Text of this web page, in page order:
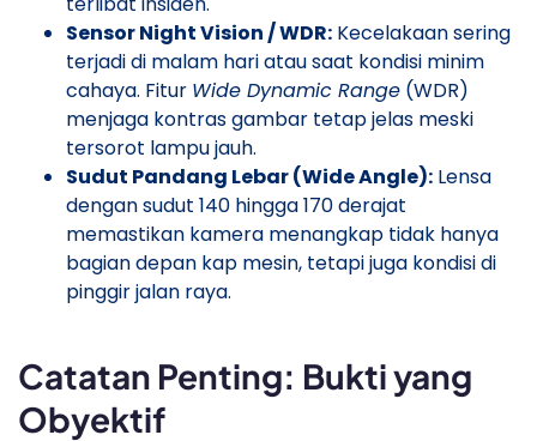
Sensor Night Vision / WDR: Kecelakaan sering
terjadi di malam hari atau saat kondisi minim
cahaya. Fitur Wide Dynamic Range (WDR)
menjaga kontras gambar tetap jelas meski
tersorot lampu jauh.
Sudut Pandang Lebar (Wide Angle): Lensa
dengan sudut 140 hingga 170 derajat
memastikan kamera menangkap tidak hanya
bagian depan kap mesin, tetapi juga kondisi di
pinggir jalan raya.
​Catatan Penting: Bukti yang
Obyektif